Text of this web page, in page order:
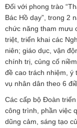
Đối với phong trào
Bác Hồ dạy”, trong 2
chức năng tham mưu
triệt, triển khai các
niên; giáo dục, vận
chính trị, củng cố
đề cao trách nhiệm, ý
vụ nhân dân theo 6
Các cấp bộ Đoàn
công trình, phần việc
dũng cảm, sáng tạo